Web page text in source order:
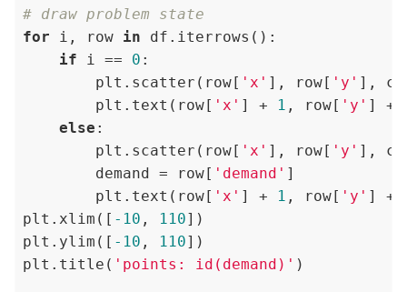
# draw problem state
for i, row in df.iterrows():
if i == 0 :
        plt.scatter(row[
'x' ], row[ 'y' ], c=
        plt.text(row[
'x' ] + 1 , row[ 'y' ] +
else :
        plt.scatter(row[
'x' ], row[ 'y' ], c=
        demand = row[
'demand' ]
        plt.text(row[
'x' ] + 1 , row[ 'y' ] +
plt.xlim([ -10 , 110])
plt.ylim([ -10 , 110])
plt.title( 'points: id(demand)' )